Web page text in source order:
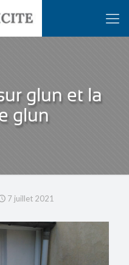
glun et la
glun
7 juillet 2021